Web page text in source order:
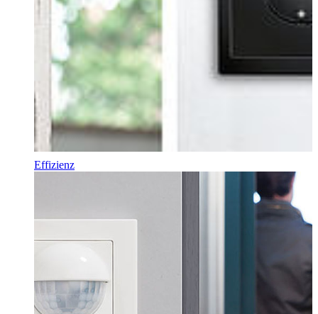
Effizienz